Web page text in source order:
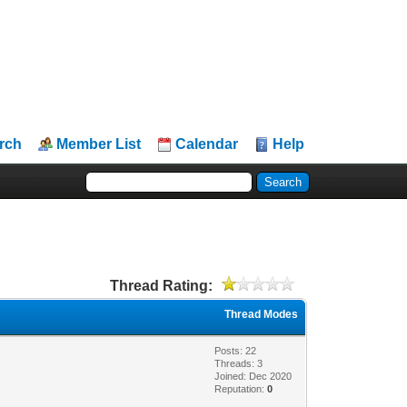
Member List Calendar Help
Thread Rating:
Thread Modes
Posts: 22
Threads: 3
Joined: Dec 2020
Reputation:0